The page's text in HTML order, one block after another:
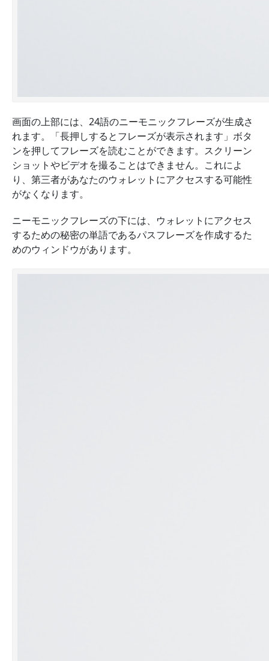
画面の上部には、 24語のニーモニックフレーズが生成さ
れます。
「長押しするとフレーズが表示されます」ボタ
ンを押してフレーズを読むことができます。 スクリーン
ショットやビデオを撮ることはできません。これによ
り、第三者があなたのウォレットにアクセスする可能性
がなくなります。
ニーモニックフレーズの下には、ウォレットにアクセス
するための秘密の単語であるパスフレーズを作成するた
めのウィンドウがあります。